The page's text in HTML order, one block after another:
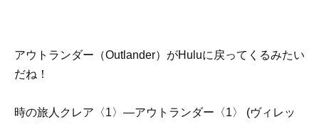
アウトランダー（Outlander）がHuluに戻ってくるみたい
だね！
時の旅人クレア〈1〉―アウトランダー〈1〉 (ヴィレッ